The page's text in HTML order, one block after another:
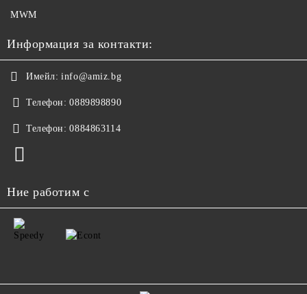
MWM
Информация за контакти:
Имейл: info@amiz.bg
Телефон: 0889898890
Телефон: 0884863114
Ние работим с